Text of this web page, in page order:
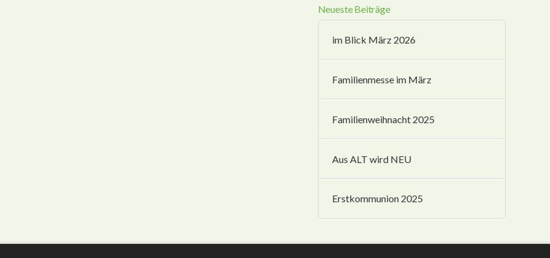
Neueste Beiträge
im Blick März 2026
Familienmesse im März
Familienweihnacht 2025
Aus ALT wird NEU
Erstkommunion 2025